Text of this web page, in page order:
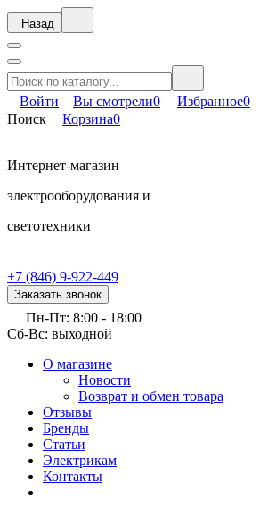
Назад
Войти Вы смотрели0 Избранное0
Поиск
Корзина0
Интернет-магазин
электрооборудования и
светотехники
+7 (846) 9-922-449
Заказать звонок
Пн-Пт: 8:00 - 18:00
Сб-Вс: выходной
О магазине
Новости
Возврат и обмен товара
Отзывы
Бренды
Статьи
Электрикам
Контакты